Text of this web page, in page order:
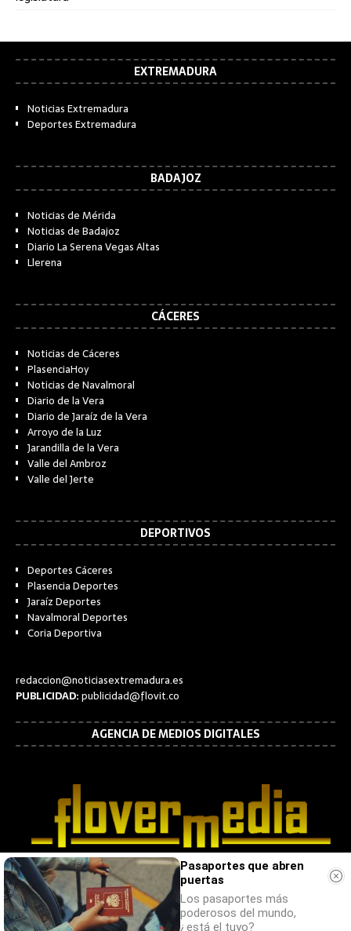
EXTREMADURA
Noticias Extremadura
Deportes Extremadura
BADAJOZ
Noticias de Mérida
Noticias de Badajoz
Diario La Serena Vegas Altas
Llerena
CÁCERES
Noticias de Cáceres
PlasenciaHoy
Noticias de Navalmoral
Diario de la Vera
Diario de Jaraíz de la Vera
Arroyo de la Luz
Jarandilla de la Vera
Valle del Ambroz
Valle del Jerte
DEPORTIVOS
Deportes Cáceres
Plasencia Deportes
Jaraíz Deportes
Navalmoral Deportes
Coria Deportiva
redaccion@noticiasextremadura.es
PUBLICIDAD:publicidad@flovit.co
AGENCIA DE MEDIOS DIGITALES
Pasaportes que abren
puertas
Los pasaportes más
poderosos del mundo,
¿está el tuyo?